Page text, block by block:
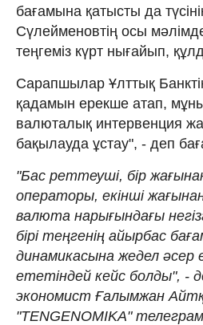
бағамына қатысты да
Сүлейменовтің осы
теңгеміз күрт нығайып,
Сарапшылар Ұлттық
қадамын ерекше атап,
валюталық интервенция
бақылауда ұстау", - деп
"Бас реттеуші, бір
операторы, екінші
валюта нарығындағы
бірі теңгенің айырбас
динамикасына жедел әсер
ететіндей кейс болды", -
экономист Ғалымжан
"TENGENOMIKA"